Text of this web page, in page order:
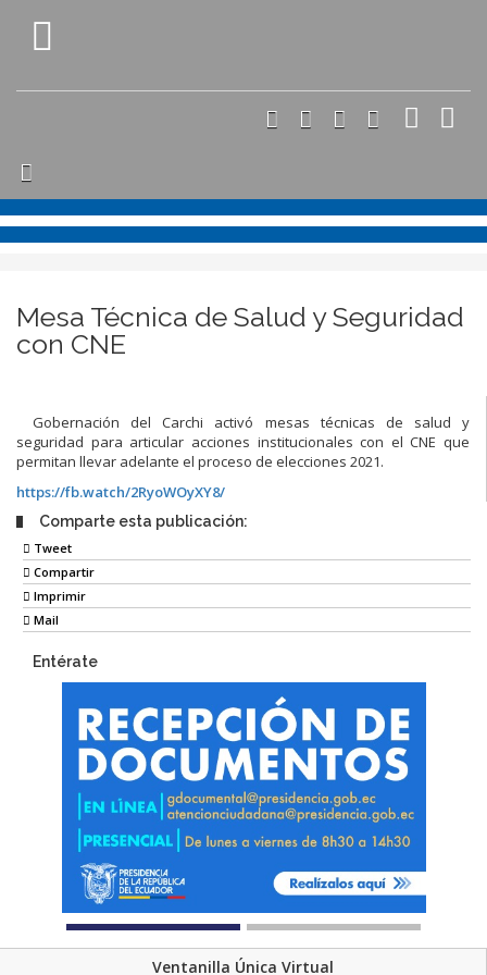
Mesa Técnica de Salud y Seguridad
con CNE
Gobernación del Carchi activó mesas técnicas de salud y
seguridad para articular acciones institucionales con el CNE que
permitan llevar adelante el proceso de elecciones 2021.
https://fb.watch/2RyoWOyXY8/
Comparte esta publicación:
Tweet
Compartir
Imprimir
Mail
Entérate
Ventanilla Única Virtual